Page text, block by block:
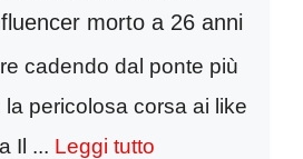
morto a 26 anni
cadendo dal ponte più
pericolosa corsa ai like
Il ... Leggi tutto